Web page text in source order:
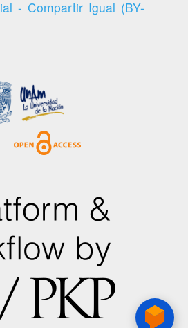
- Compartir Igual (BY-